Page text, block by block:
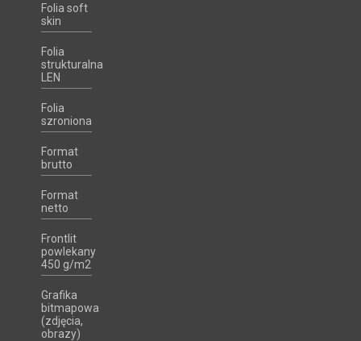
Folia soft
skin
Folia
strukturalna
LEN
Folia
szroniona
Format
brutto
Format
netto
Frontlit
powlekany
450 g/m2
Grafika
bitmapowa
(zdjęcia,
obrazy)